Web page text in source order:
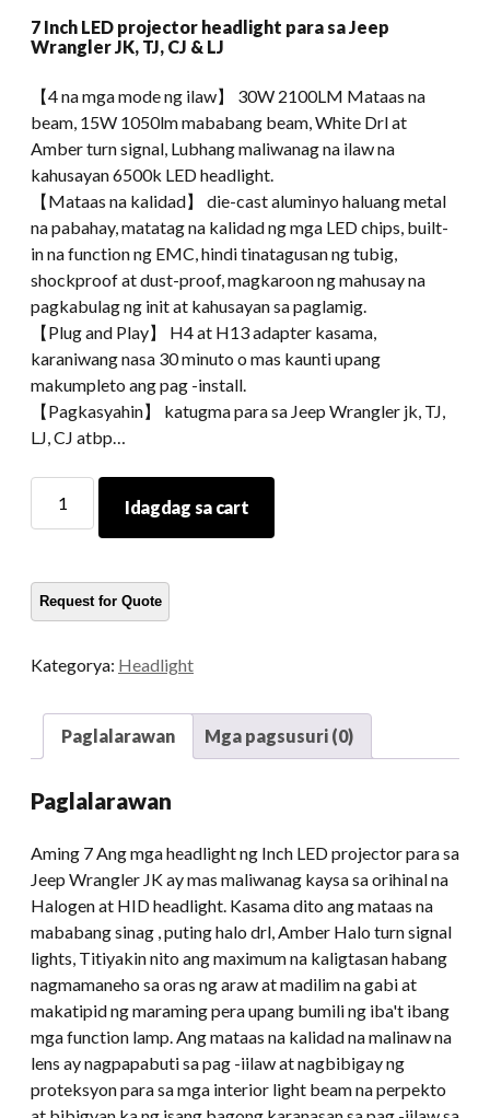
7 Inch LED projector headlight para sa Jeep
Wrangler JK, TJ, CJ & LJ
【4 na mga mode ng ilaw】 30W 2100LM Mataas na
beam, 15W 1050lm mababang beam, White Drl at
Amber turn signal, Lubhang maliwanag na ilaw na
kahusayan 6500k LED headlight.
【Mataas na kalidad】 die-cast aluminyo haluang metal
na pabahay, matatag na kalidad ng mga LED chips, built-
in na function ng EMC, hindi tinatagusan ng tubig,
shockproof at dust-proof, magkaroon ng mahusay na
pagkabulag ng init at kahusayan sa paglamig.
【Plug and Play】 H4 at H13 adapter kasama,
karaniwang nasa 30 minuto o mas kaunti upang
makumpleto ang pag -install.
【Pagkasyahin】 katugma para sa Jeep Wrangler jk, TJ,
LJ, CJ atbp…
Inch
headlight
para
Jeep
&
dami
Idagdag sa cart
Kategorya: Headlight
Paglalarawan Mga pagsusuri (0)
Paglalarawan
Aming 7 Ang mga headlight ng Inch LED projector para sa
Jeep Wrangler JK ay mas maliwanag kaysa sa orihinal na
Halogen at HID headlight. Kasama dito ang mataas na
mababang sinag , puting halo drl, Amber Halo turn signal
lights, Titiyakin nito ang maximum na kaligtasan habang
nagmamaneho sa oras ng araw at madilim na gabi at
makatipid ng maraming pera upang bumili ng iba't ibang
mga function lamp. Ang mataas na kalidad na malinaw na
lens ay nagpapabuti sa pag -iilaw at nagbibigay ng
proteksyon para sa mga interior light beam na perpekto